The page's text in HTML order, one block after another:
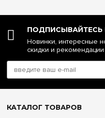
ПОДПИСЫВАЙТЕСЬ
Новинки, интересные
скидки и рекомендации
КАТАЛОГ ТОВАРОВ